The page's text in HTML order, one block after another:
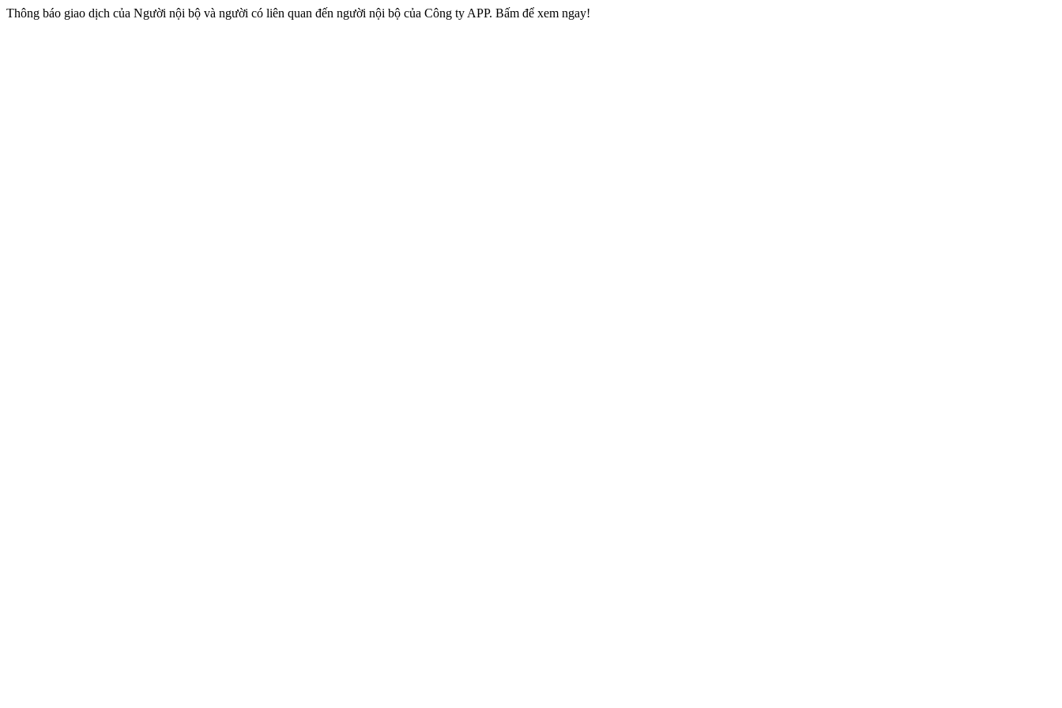
Thông báo giao dịch của Người nội bộ và người có liên quan đến người nội bộ của Công ty APP. Bấm để xem ngay!